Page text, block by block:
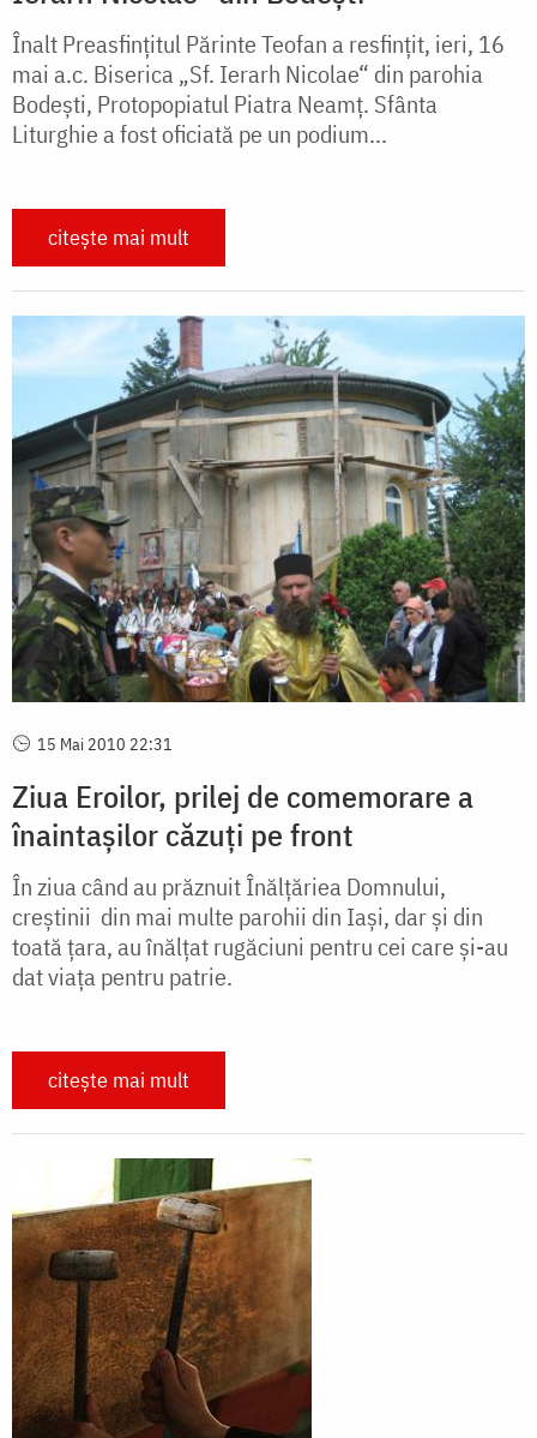
Înalt Preasfințitul Părinte Teofan a resfințit, ieri, 16
mai a.c. Biserica „Sf. Ierarh Nicolae“ din parohia
Bodești, Protopopiatul Piatra Neamț. Sfânta
Liturghie a fost oficiată pe un podium...
citește mai mult
15 Mai 2010 22:31
Ziua Eroilor, prilej de comemorare a
înaintașilor căzuți pe front
În ziua când au prăznuit Înălțăriea Domnului,
creștinii din mai multe parohii din Iași, dar și din
toată țara, au înălțat rugăciuni pentru cei care și-au
dat viața pentru patrie.
citește mai mult